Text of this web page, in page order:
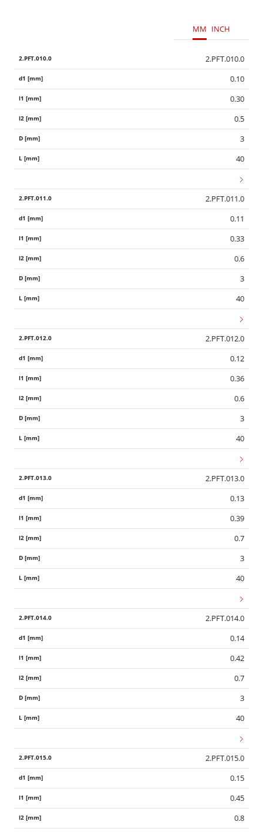
MM INCH
2.PFT.010.0
0.10
0.30
0.5
3
40
2.PFT.011.0
0.11
0.33
0.6
3
40
2.PFT.012.0
0.12
0.36
0.6
3
40
2.PFT.013.0
0.13
0.39
0.7
3
40
2.PFT.014.0
0.14
0.42
0.7
3
40
2.PFT.015.0
0.15
0.45
0.8